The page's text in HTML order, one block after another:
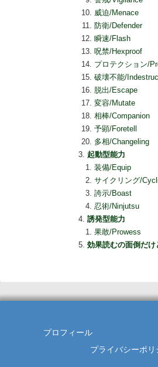
威迫/Menace
防衛/Defender
瞬速/Flash
呪禁/Hexproof
プロテクション/
破壊不能/
脱出/Escape
変容/Mutate
相棒/Companion
予顕/Foretell
多相/Changeling
起動型能力
装備/Equip
サイクリング/
誇示/Boast
忍術/Ninjutsu
誘発型能力
果敢/Prowess
効果読むの面倒だ
プロフィール
プライバシーポリ